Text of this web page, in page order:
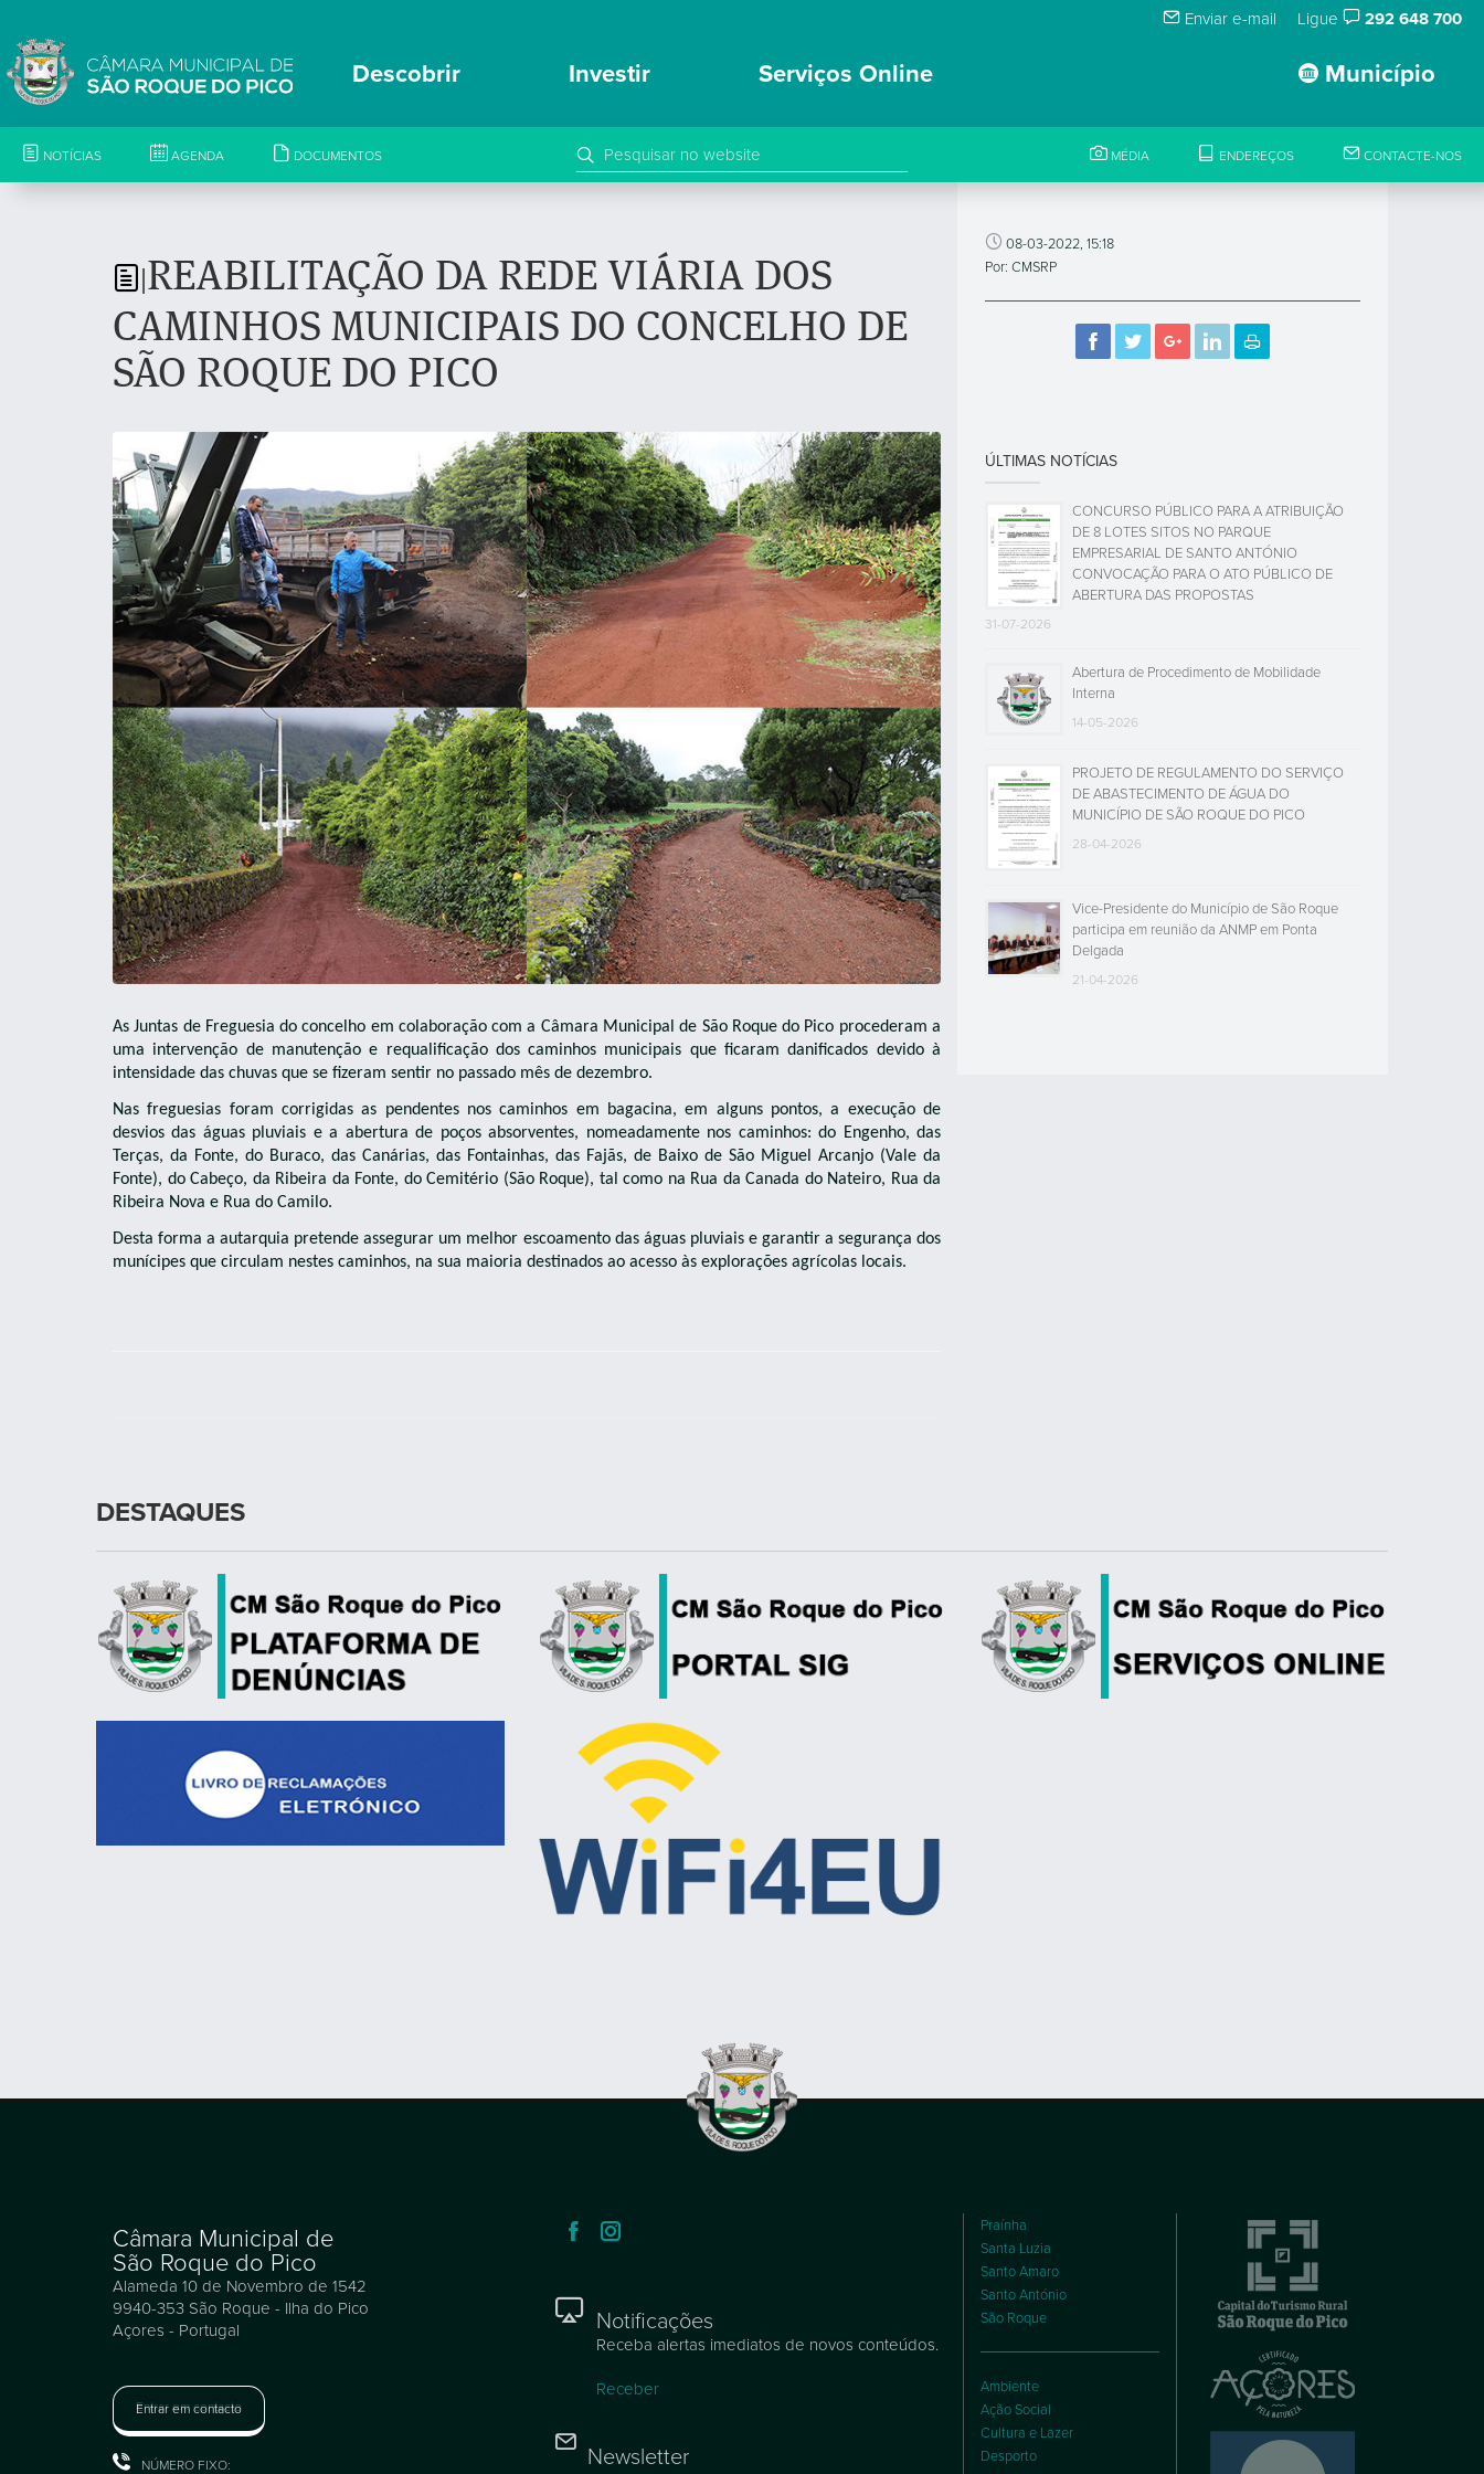
Enviar e-mail Ligue 292 648 700
Município
Descobrir Investir Serviços Online
NOTÍCIAS AGENDA DOCUMENTOS MÉDIA ENDEREÇOS CONTACTE-NOS
REABILITAÇÃO DA REDE VIÁRIA DOS
CAMINHOS MUNICIPAIS DO CONCELHO DE
SÃO ROQUE DO PICO
As Juntas de Freguesia do concelho em colaboração com a Câmara Municipal de São Roque do Pico procederam a
uma intervenção de manutenção e requalificação dos caminhos municipais que ficaram danificados devido à
intensidade das chuvas que se fizeram sentir no passado mês de dezembro.
Nas freguesias foram corrigidas as pendentes nos caminhos em bagacina, em alguns pontos, a execução de
desvios das águas pluviais e a abertura de poços absorventes, nomeadamente nos caminhos: do Engenho, das
Terças, da Fonte, do Buraco, das Canárias, das Fontainhas, das Fajãs, de Baixo de São Miguel Arcanjo (Vale da
Fonte), do Cabeço, da Ribeira da Fonte, do Cemitério (São Roque), tal como na Rua da Canada do Nateiro, Rua da
Ribeira Nova e Rua do Camilo.
Desta forma a autarquia pretende assegurar um melhor escoamento das águas pluviais e garantir a segurança dos
munícipes que circulam nestes caminhos, na sua maioria destinados ao acesso às explorações agrícolas locais.
08-03-2022, 15:18
Por: CMSRP
ÚLTIMAS NOTÍCIAS
CONCURSO PÚBLICO PARA A ATRIBUIÇÃO
DE 8 LOTES SITOS NO PARQUE
EMPRESARIAL DE SANTO ANTÓNIO
CONVOCAÇÃO PARA O ATO PÚBLICO DE
ABERTURA DAS PROPOSTAS
31-07-2026
Abertura de Procedimento de Mobilidade
Interna
14-05-2026
PROJETO DE REGULAMENTO DO SERVIÇO
DE ABASTECIMENTO DE ÁGUA DO
MUNICÍPIO DE SÃO ROQUE DO PICO
28-04-2026
Vice-Presidente do Município de São Roque
participa em reunião da ANMP em Ponta
Delgada
21-04-2026
DESTAQUES
Câmara Municipal de
São Roque do Pico
Alameda 10 de Novembro de 1542
9940-353 São Roque - Ilha do Pico
Açores - Portugal
Entrar em contacto
NÚMERO FIXO:
Notificações
Receba alertas imediatos de novos conteúdos.
Receber
Newsletter
Praínha
Santa Luzia
Santo Amaro
Santo António
São Roque
Ambiente
Ação Social
Cultura e Lazer
Desporto